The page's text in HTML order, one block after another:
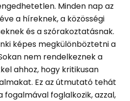
Minden nap az
a híreknek, a közösségi
és a szórakoztatásnak.
képes megkülönböztetni a
nem rendelkeznek a
ahhoz, hogy kritikusan
Ez az útmutató tehát
foglalkozik, azzal,